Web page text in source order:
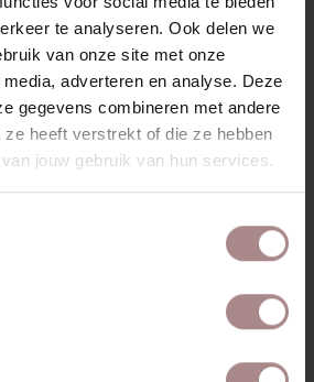
te analyseren. Ook delen we
van onze site met onze
adverteren en analyse. Deze
gegevens combineren met andere
ze heeft verstrekt of die ze hebben
jouw gebruik van hun services.
COLLECTIE
INFORMATIE
BEKEKEN